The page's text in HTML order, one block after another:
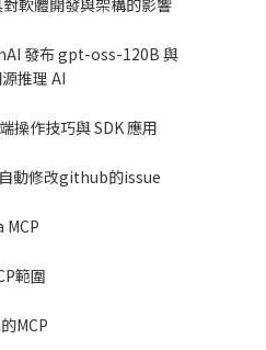
發布 gpt-oss-120B 與
推理 AI
操作技巧與 SDK 應用
動修改github的issue
範圍
MCP